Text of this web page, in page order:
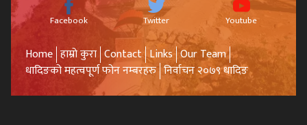
Facebook Twitter Youtube
Home हाम्रो कुरा Contact Links Our Team
धादिङको महत्वपूर्ण फोन नम्बरहरु निर्वाचन २०७९ धादिङ